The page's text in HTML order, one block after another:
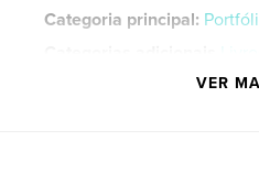
Categoria principal:
VER